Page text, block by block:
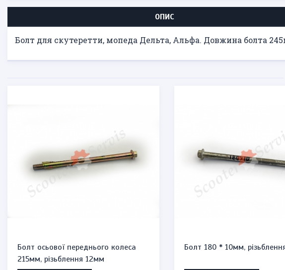
ОПИС
Болт для скутеретти, мопеда Дельта, Альфа. Довжина болта
Болт осьової переднього колеса
215мм, різьблення 12мм
Болт 180 * 10мм,